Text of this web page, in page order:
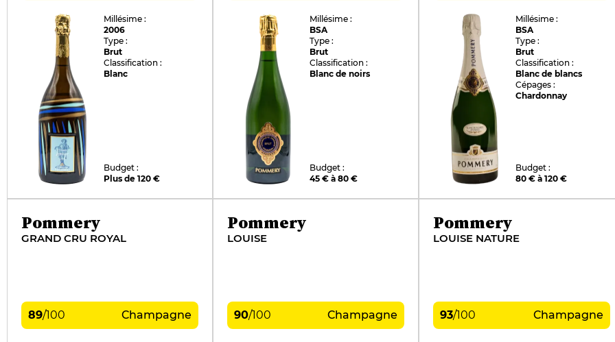
Millésime :
2006
Type :
Brut
Classification :
Blanc
Budget :
Plus de 120 €
Millésime :
BSA
Type :
Brut
Classification :
Blanc de noirs
Budget :
45 € à 80 €
Millésime :
BSA
Type :
Brut
Classification :
Blanc de blancs
Cépages :
Chardonnay
Budget :
80 € à 120 €
Pommery
GRAND CRU ROYAL
89/100 Champagne
Pommery
LOUISE
90/100 Champagne
Pommery
LOUISE NATURE
93/100 Champagne